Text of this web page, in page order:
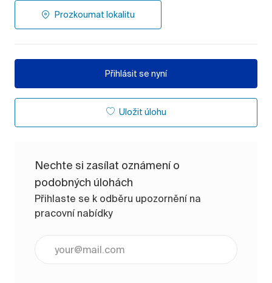
Prozkoumat lokalitu
Přihlásit se nyní
Uložit úlohu
Nechte si zasílat oznámení o
podobných úlohách
Přihlaste se k odběru upozornění na
pracovní nabídky